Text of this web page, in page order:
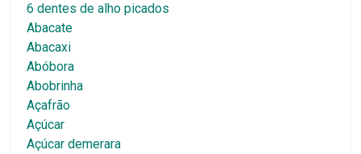
6 dentes de alho picados
Abacate
Abacaxi
Abóbora
Abobrinha
Açafrão
Açúcar
Açúcar demerara